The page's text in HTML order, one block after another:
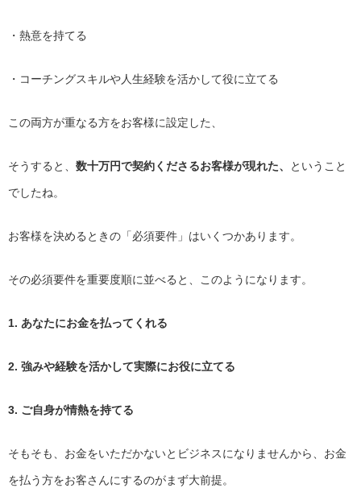
・熱意を持てる
・コーチングスキルや人生経験を活かして役に立てる
この両方が重なる方をお客様に設定した、
そうすると、 数十万円で契約くださるお客様が現れた、 ということ
でしたね。
お客様を決めるときの「必須要件」はいくつかあります。
その必須要件を重要度順に並べると、このようになります。
1. あなたにお金を払ってくれる
2. 強みや経験を活かして実際にお役に立てる
3. ご自身が情熱を持てる
そもそも、お金をいただかないとビジネスになりませんから、 お金
を払う方をお客さんにするのがまず大前提。